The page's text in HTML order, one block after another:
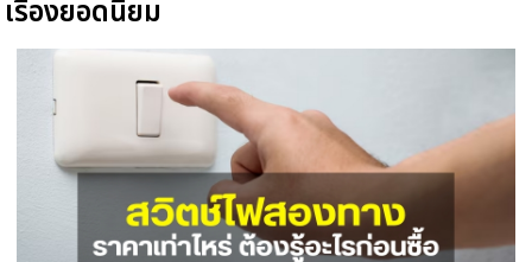
เรื่องยอดนิยม